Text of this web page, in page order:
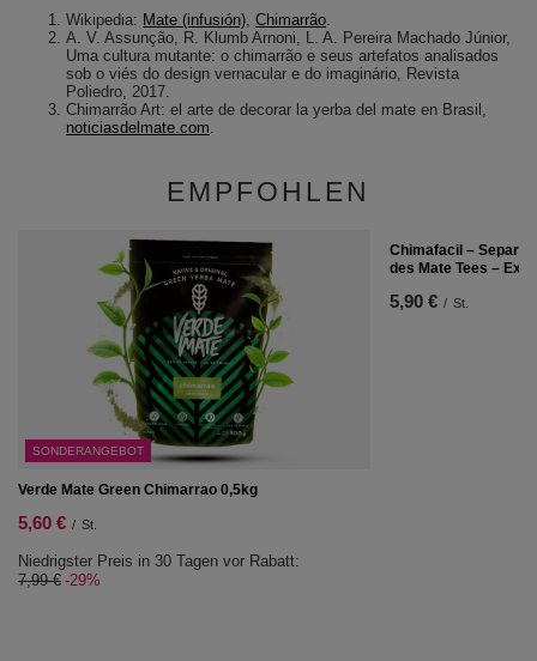
Wikipedia: Mate (infusión) Chimarrão
A. V. Assunção, R. Klumb Arnoni, L. A. Pereira Machado Júnior,
Uma cultura mutante: o chimarrão e seus artefatos analisados
sob o viés do design vernacular e do imaginário, Revista
Poliedro, 2017.
Chimarrão Art: el arte de decorar la yerba del mate en Brasil,
noticiasdelmate.com
EMPFOHLEN
SONDERANGEBOT
Verde Mate Green Chimarrao 0,5kg
5,60 € / St.
Niedrigster Preis in 30 Tagen vor Rabatt:
7,99 € -29%
Chimafacil –
des Mate Tees –
5,90 € / St.